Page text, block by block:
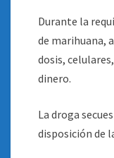
Durante la
de marihuana,
dosis,
dinero.
La droga
disposición de